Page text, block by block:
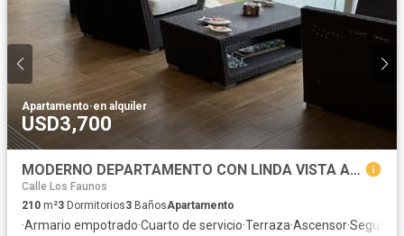
Apartamento·en alquiler
USD3,700
MODERNO DEPARTAMENTO CON LINDA VISTA AL MAR
Calle Los Faunos
210 m²3 Dormitorios3 BañosApartamento
·Armario empotrado·Cuarto de servicio·Terraza·Ascensor·